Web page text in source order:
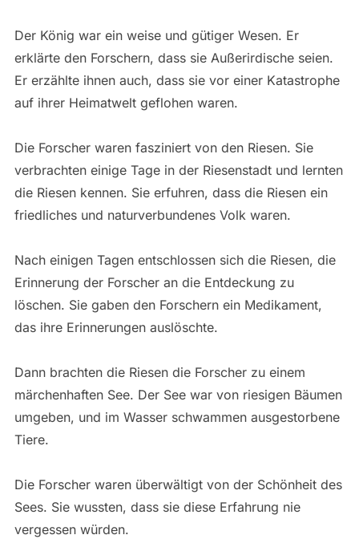
Der König war ein weise und gütiger Wesen. Er
erklärte den Forschern, dass sie Außerirdische seien.
Er erzählte ihnen auch, dass sie vor einer Katastrophe
auf ihrer Heimatwelt geflohen waren.
Die Forscher waren fasziniert von den Riesen. Sie
verbrachten einige Tage in der Riesenstadt und lernten
die Riesen kennen. Sie erfuhren, dass die Riesen ein
friedliches und naturverbundenes Volk waren.
Nach einigen Tagen entschlossen sich die Riesen, die
Erinnerung der Forscher an die Entdeckung zu
löschen. Sie gaben den Forschern ein Medikament,
das ihre Erinnerungen auslöschte.
Dann brachten die Riesen die Forscher zu einem
märchenhaften See. Der See war von riesigen Bäumen
umgeben, und im Wasser schwammen ausgestorbene
Tiere.
Die Forscher waren überwältigt von der Schönheit des
Sees. Sie wussten, dass sie diese Erfahrung nie
vergessen würden.